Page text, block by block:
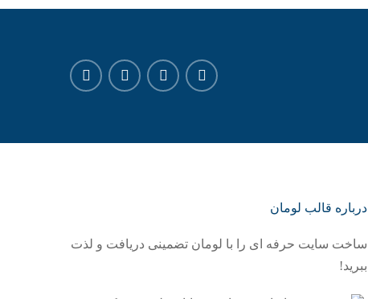
درباره قالب لومان
ساخت سایت حرفه ای را با لومان تضمینی دریافت و لذت
ببرید!